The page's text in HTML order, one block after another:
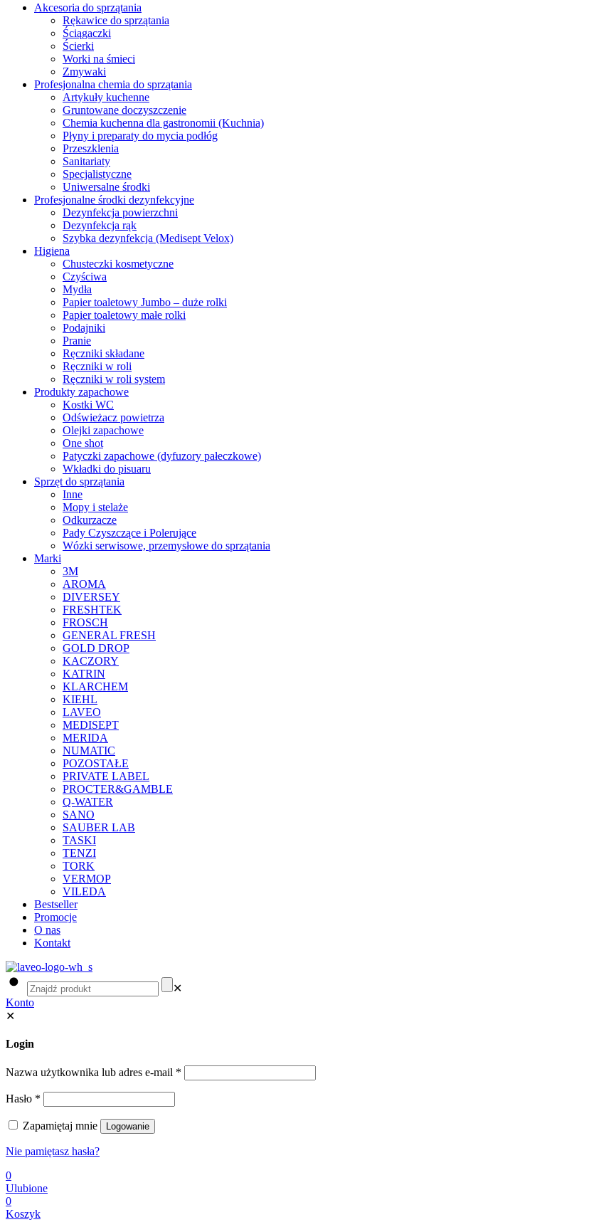
Akcesoria do sprzątania
Rękawice do sprzątania
Ściągaczki
Ścierki
Worki na śmieci
Zmywaki
Profesjonalna chemia do sprzątania
Artykuły kuchenne
Gruntowane doczyszczenie
Chemia kuchenna dla gastronomii (Kuchnia)
Płyny i preparaty do mycia podłóg
Przeszklenia
Sanitariaty
Specjalistyczne
Uniwersalne środki
Profesjonalne środki dezynfekcyjne
Dezynfekcja powierzchni
Dezynfekcja rąk
Szybka dezynfekcja (Medisept Velox)
Higiena
Chusteczki kosmetyczne
Czyściwa
Mydła
Papier toaletowy Jumbo – duże rolki
Papier toaletowy małe rolki
Podajniki
Pranie
Ręczniki składane
Ręczniki w roli
Ręczniki w roli system
Produkty zapachowe
Kostki WC
Odświeżacz powietrza
Olejki zapachowe
One shot
Patyczki zapachowe (dyfuzory pałeczkowe)
Wkładki do pisuaru
Sprzęt do sprzątania
Inne
Mopy i stelaże
Odkurzacze
Pady Czyszczące i Polerujące
Wózki serwisowe, przemysłowe do sprzątania
Marki
3M
AROMA
DIVERSEY
FRESHTEK
FROSCH
GENERAL FRESH
GOLD DROP
KACZORY
KATRIN
KLARCHEM
KIEHL
LAVEO
MEDISEPT
MERIDA
NUMATIC
POZOSTAŁE
PRIVATE LABEL
PROCTER&GAMBLE
Q-WATER
SANO
SAUBER LAB
TASKI
TENZI
TORK
VERMOP
VILEDA
Bestseller
Promocje
O nas
Kontakt
✕
Konto
✕
Login
Nazwa użytkownika lub adres e-mail *
Hasło *
Zapamiętaj mnie Logowanie
Nie pamiętasz hasła?
0
Ulubione
0
Koszyk